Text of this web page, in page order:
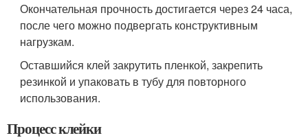
Окончательная прочность достигается через 24 часа,
после чего можно подвергать конструктивным
нагрузкам.
Оставшийся клей закрутить пленкой, закрепить
резинкой и упаковать в тубу для повторного
использования.
Процесс клейки